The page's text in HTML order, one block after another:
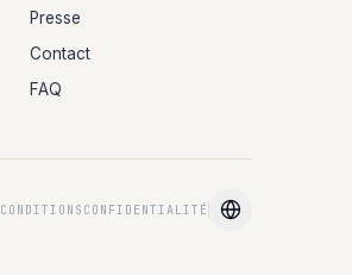
Presse
Contact
FAQ
CONDITIONS CONFIDENTIALITÉ